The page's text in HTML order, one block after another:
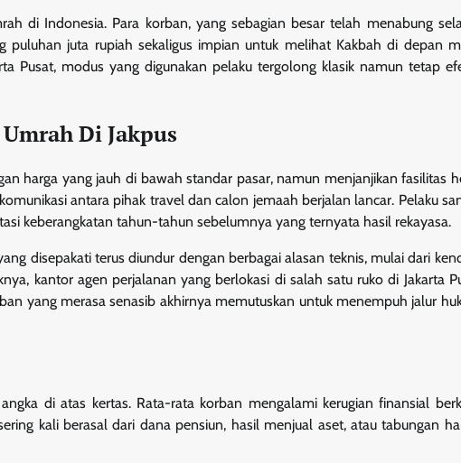
di Indonesia. Para korban, yang sebagian besar telah menabung
juta rupiah sekaligus impian untuk melihat Kakbah di depan
Pusat, modus yang digunakan pelaku tergolong klasik namun tetap
Di Jakpus
harga yang jauh di bawah standar pasar, namun menjanjikan fasilitas
antara pihak travel dan calon jemaah berjalan lancar. Pelaku
keberangkatan tahun-tahun sebelumnya yang ternyata hasil rekayasa.
disepakati terus diundur dengan berbagai alasan teknis, mulai dari
kantor agen perjalanan yang berlokasi di salah satu ruko di Jakarta
yang merasa senasib akhirnya memutuskan untuk menempuh jalur
di atas kertas. Rata-rata korban mengalami kerugian finansial
kali berasal dari dana pensiun, hasil menjual aset, atau tabungan